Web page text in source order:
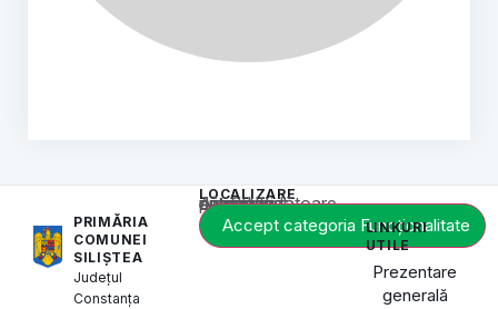
PRIMĂRIA
COMUNEI
SILIȘTEA
Județul
Constanța
LOCALIZARE
Acest conținut este blocat până când acceptați categoria corespunzătoare de cookie-uri.
Accept categoria Funcționalitate
LINKURI
UTILE
Prezentare
generală